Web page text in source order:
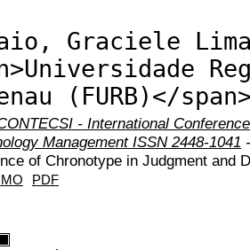
Graciele
(FURB)</
- International
Management ISSN 2448-1041
of Chronotype in Judgment and
PDF